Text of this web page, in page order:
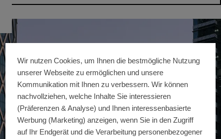
Wir nutzen Cookies, um Ihnen die bestmögliche Nutzung
unserer Webseite zu ermöglichen und unsere
Kommunikation mit Ihnen zu verbessern. Wir können
nachvollziehen, welche Inhalte Sie interessieren
(Präferenzen & Analyse) und Ihnen interessenbasierte
Werbung (Marketing) anzeigen, wenn Sie in den Zugriff
auf Ihr Endgerät und die Verarbeitung personenbezogener